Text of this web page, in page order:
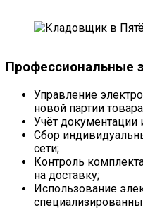
Профессиональные
Управление
новой партии
Учёт
Сбор
сети;
Контроль
на доставку;
Использование